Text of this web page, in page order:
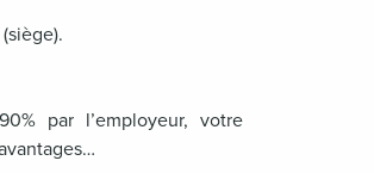
par l’employeur, votre